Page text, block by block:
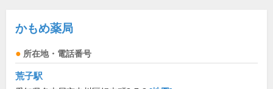
かもめ薬局
所在地・電話番号
荒子駅